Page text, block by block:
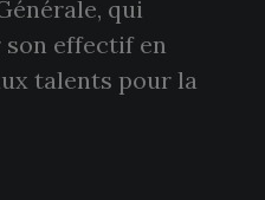
qui
effectif en
talents pour la